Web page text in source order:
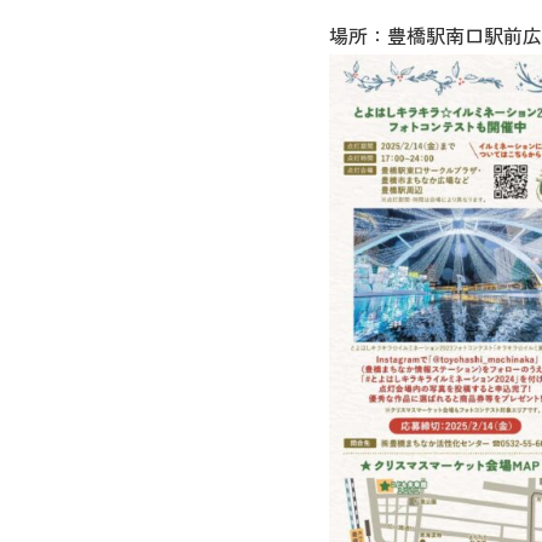
場所：豊橋駅南口駅前